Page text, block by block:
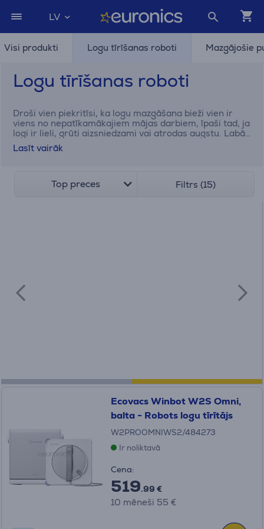
LV
Visi produkti Logu tīrīšanas roboti Mazgājošie
Logu tīrīšanas roboti
Droši vien piekritīsi, ka logu mazgāšana bieži vien ir
viens no nepatīkamākajiem mājas darbiem, īpaši tad, ja
logi ir lieli, grūti aizsniedzami vai atrodas augstu. Labā
ziņa – mūsdienās to vairs nav jādara pašam!
Mūsdienīgi risinājumi, piemēram, logu tīrīšanas roboti,
darbu tavā vietā. Euronics piedāvā rūpīgi atlasītu preču
klāstu, kurā atradīsi gan viedos logu robotus maksimāli
Lasīt vairāk
Top preces Filtrs (15)
Ecovacs Winbot W2S Omni,
balta - Robots logu tīrītājs
W2PROOMNIWS2/484273
Ir noliktavā
Cena:
519.99 €
10 mēneši 55 €